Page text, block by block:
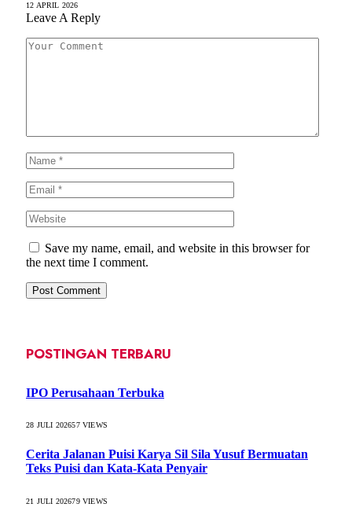
12 APRIL 2026
Leave A Reply
Save my name, email, and website in this browser for
the next time I comment.
POSTINGAN TERBARU
IPO Perusahaan Terbuka
28 JULI 202657VIEWS
Cerita Jalanan Puisi Karya Sil Sila Yusuf Bermuatan
Teks Puisi dan Kata-Kata Penyair
21 JULI 202679VIEWS